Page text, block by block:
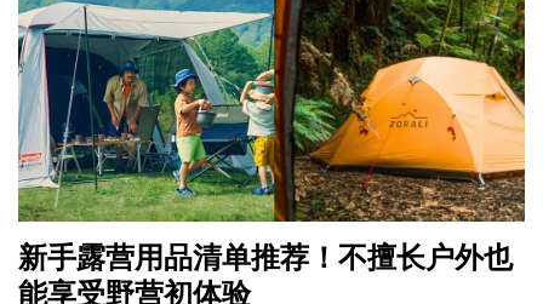
新手露营用品清单推荐！不擅长户外也
能享受野营初体验